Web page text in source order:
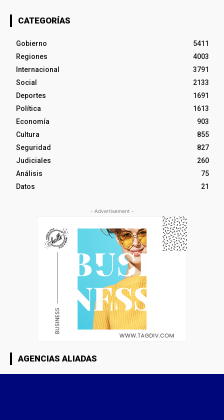
CATEGORÍAS
Gobierno
5411
Regiones
4003
Internacional
3791
Social
2133
Deportes
1691
Política
1613
Economía
903
Cultura
855
Seguridad
827
Judiciales
260
Análisis
75
Datos
21
- Advertisement -
AGENCIAS ALIADAS